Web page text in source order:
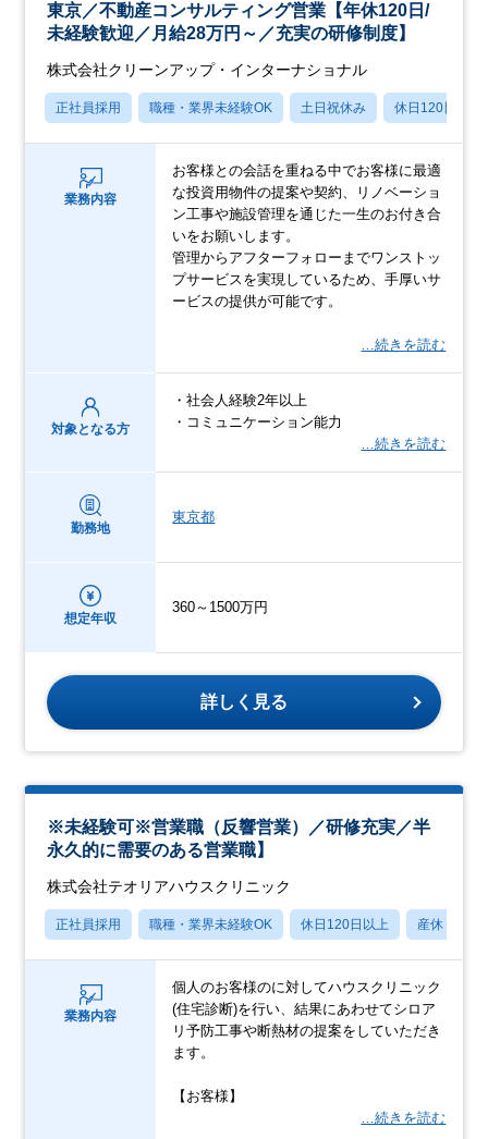
東京／不動産コンサルティング営業【年休120日/
未経験歓迎／月給28万円～／充実の研修制度】
株式会社クリーンアップ・インターナショナル
正社員採用 職種・業界未経験OK 土日祝休み 休日120日以上
業務内容
お客様との会話を重ねる中でお客様に最適
な投資用物件の提案や契約、リノベーショ
ン工事や施設管理を通じた一生のお付き合
いをお願いします。
管理からアフターフォローまでワンストッ
プサービスを実現しているため、手厚いサ
ービスの提供が可能です。
…続きを読む
対象となる方
・社会人経験2年以上
・コミュニケーション能力
…続きを読む
勤務地
東京都
想定年収
360～1500万円
詳しく見る
※未経験可※営業職（反響営業）／研修充実／半
永久的に需要のある営業職】
株式会社テオリアハウスクリニック
正社員採用 職種・業界未経験OK 休日120日以上 産休・育休
業務内容
個人のお客様のに対してハウスクリニック
(住宅診断)を行い、結果にあわせてシロア
リ予防工事や断熱材の提案をしていただき
ます。
【お客様】
…続きを読む